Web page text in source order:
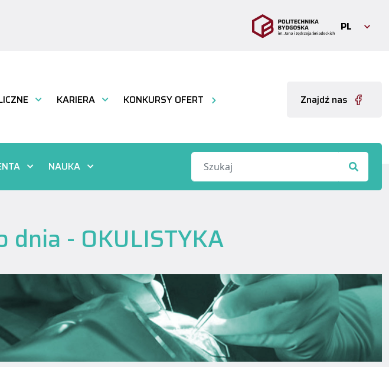
PL
KARIERA KONKURSY OFERT Znajdź nas
NAUKA
dnia - OKULISTYKA